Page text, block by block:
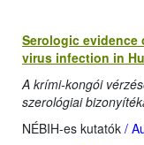
Serologic evidence
virus infection in
A krími-kongói
szerológiai
NÉBIH-es kutatók /